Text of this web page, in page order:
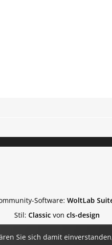
Software: WoltLab
Stil: Classicvon cls-design
Sie sich damit